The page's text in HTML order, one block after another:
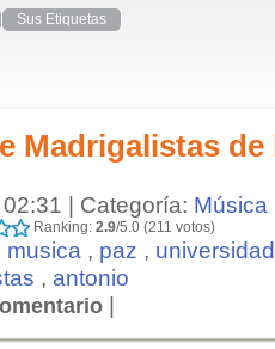
Sus Etiquetas
Madrigalistas de
| Categoría: Música
Ranking: 2.9/5.0 (211 votos)
musica , paz , universidad
, antonio
|